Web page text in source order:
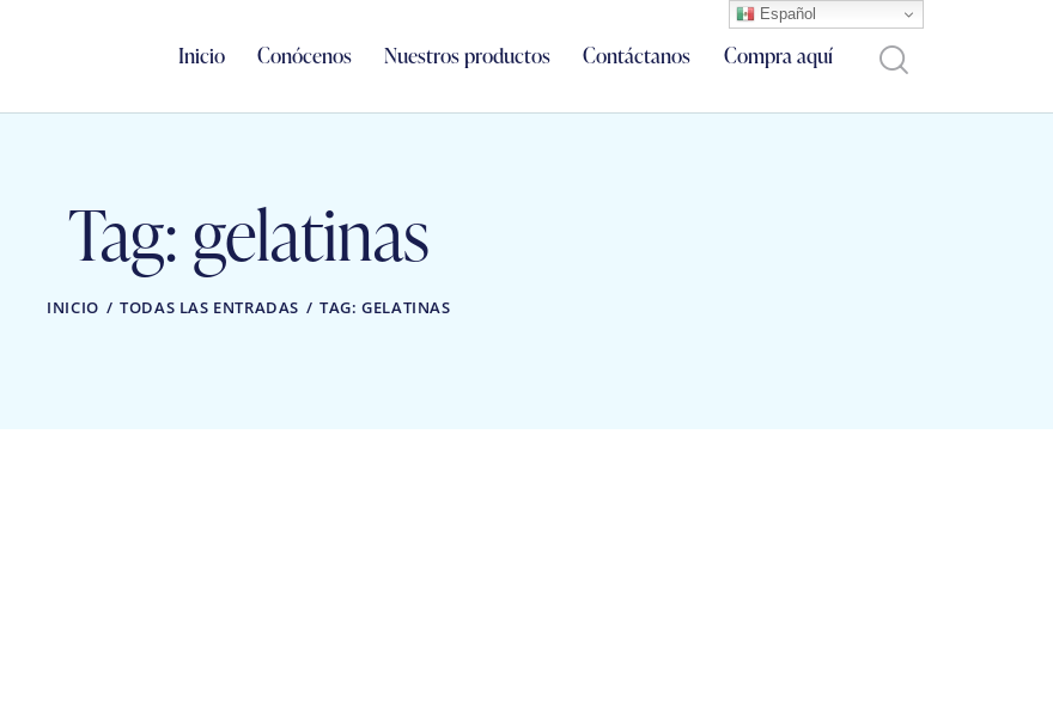
Inicio Conócenos Nuestros productos Contáctanos Compra aquí
Tag: gelatinas
INICIO TODAS LAS ENTRADAS TAG: GELATINAS
Español